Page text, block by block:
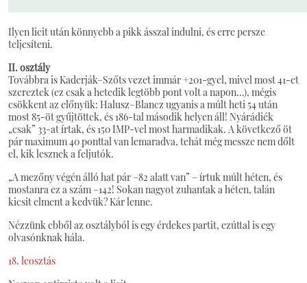
Ilyen licit után könnyebb a pikk ásszal indulni, és erre persze
teljesíteni.
II. osztály
Továbbra is Kaderják–Szőts vezet immár +201-gyel, mivel most 41-et
szereztek (ez csak a hetedik legtöbb pont volt a napon…), mégis
csökkent az előnyük: Halusz–Blancz ugyanis a múlt heti 54 után
most 85-öt gyűjtöttek, és 186-tal második helyen áll! Nyárádiék
„csak” 33-at írtak, és 150 IMP-vel most harmadikak. A következő öt
pár maximum 40 ponttal van lemaradva, tehát még messze nem dőlt
el, kik lesznek a feljutók.
„A mezőny végén álló hat pár –82 alatt van” – írtuk múlt héten, és
mostanra ez a szám –142! Sokan nagyot zuhantak a héten, talán
kicsit elment a kedvük? Kár lenne.
Nézzünk ebből az osztályból is egy érdekes partit, ezúttal is egy
olvasónknak hála.
18. leosztás